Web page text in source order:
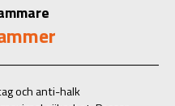
och anti-halk